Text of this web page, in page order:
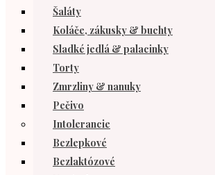
Šaláty
Koláče, zákusky & buchty
Sladké jedlá & palacinky
Torty
Zmrzliny & nanuky
Pečivo
Intolerancie
Bezlepkové
Bezlaktózové